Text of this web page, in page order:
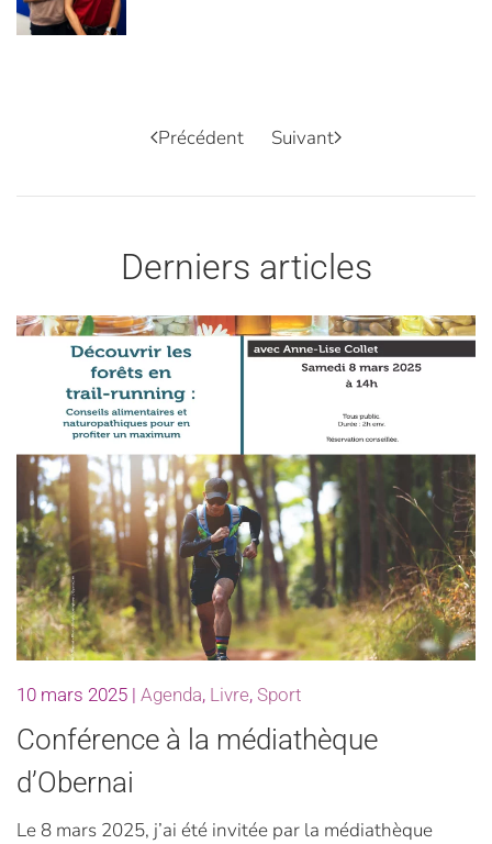
Précédent Suivant
Derniers articles
10 mars 2025 | Agenda, Livre, Sport
Conférence à la médiathèque
d’Obernai
Le 8 mars 2025, j’ai été invitée par la médiathèque